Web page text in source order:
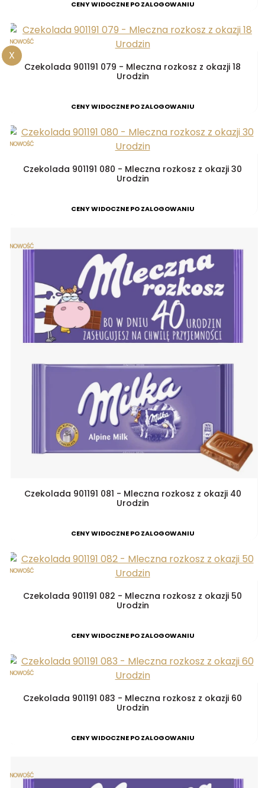
X
CENY WIDOCZNE PO ZALOGOWANIU
Czekolada 901191 079 - Mleczna rozkosz z okazji 18
Urodzin
CENY WIDOCZNE PO ZALOGOWANIU
Czekolada 901191 080 - Mleczna rozkosz z okazji 30
Urodzin
CENY WIDOCZNE PO ZALOGOWANIU
Czekolada 901191 081 - Mleczna rozkosz z okazji 40
Urodzin
CENY WIDOCZNE PO ZALOGOWANIU
Czekolada 901191 082 - Mleczna rozkosz z okazji 50
Urodzin
CENY WIDOCZNE PO ZALOGOWANIU
Czekolada 901191 083 - Mleczna rozkosz z okazji 60
Urodzin
CENY WIDOCZNE PO ZALOGOWANIU